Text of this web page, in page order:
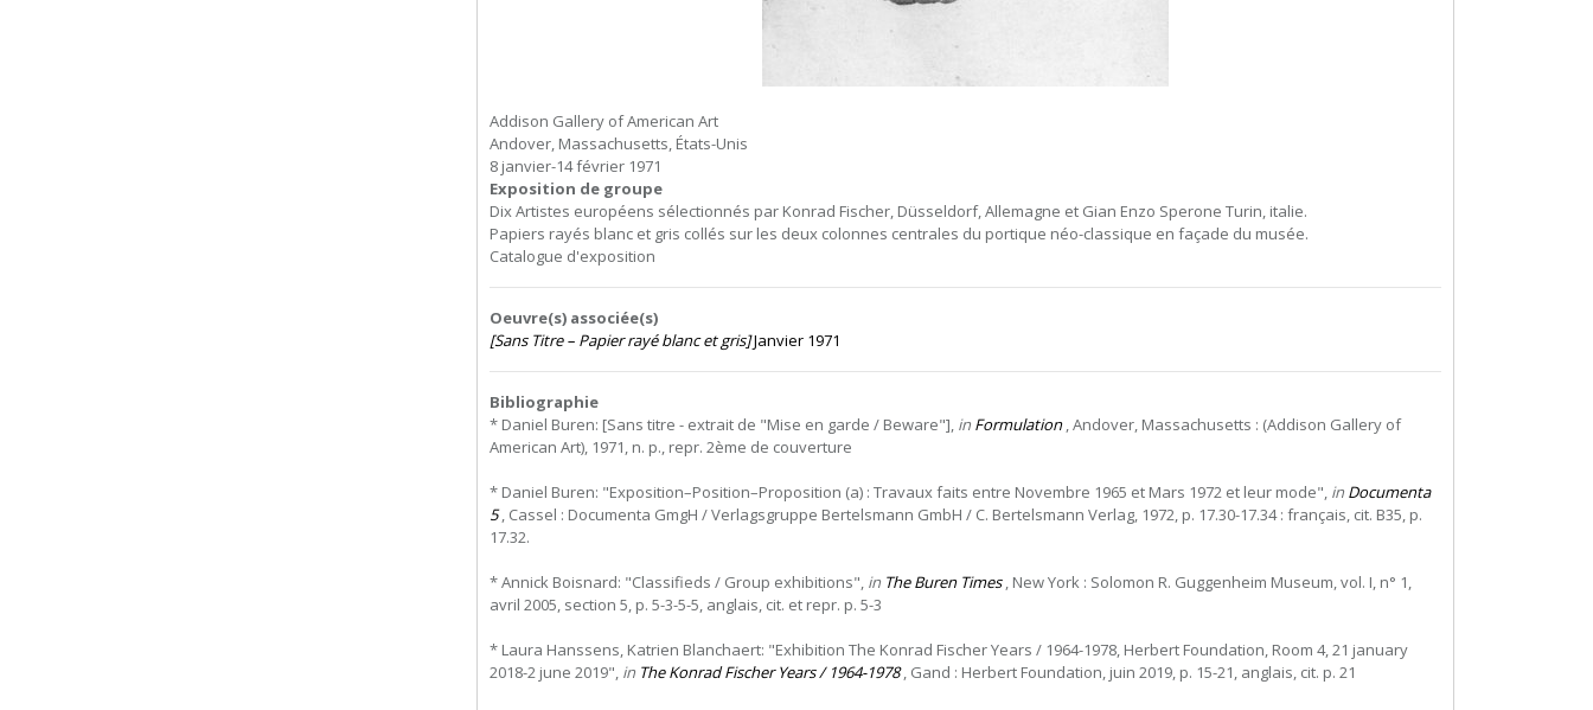
Addison Gallery of American Art
Andover, Massachusetts, États-Unis
8 janvier-14 février 1971
Exposition de groupe
Dix Artistes européens sélectionnés par Konrad Fischer, Düsseldorf, Allemagne et Gian Enzo Sperone Turin, italie.
Papiers rayés blanc et gris collés sur les deux colonnes centrales du portique néo-classique en façade du musée.
Catalogue d'exposition
Oeuvre(s) associée(s)
[Sans Titre – Papier rayé blanc et gris]Janvier 1971
Bibliographie
* Daniel Buren: [Sans titre - extrait de "Mise en garde / Beware"], in Formulation, Andover, Massachusetts : (Addison Gallery of
American Art), 1971, n. p., repr. 2ème de couverture
* Daniel Buren: "Exposition–Position–Proposition (a) : Travaux faits entre Novembre 1965 et Mars 1972 et leur mode", in Documenta
5, Cassel : Documenta GmgH / Verlagsgruppe Bertelsmann GmbH / C. Bertelsmann Verlag, 1972, p. 17.30-17.34 : français, cit. B35, p.
17.32.
* Annick Boisnard: "Classifieds / Group exhibitions", in The Buren Times, New York : Solomon R. Guggenheim Museum, vol. I, n° 1,
avril 2005, section 5, p. 5-3-5-5, anglais, cit. et repr. p. 5-3
* Laura Hanssens, Katrien Blanchaert: "Exhibition The Konrad Fischer Years / 1964-1978, Herbert Foundation, Room 4, 21 january
2018-2 june 2019", in The Konrad Fischer Years / 1964-1978, Gand : Herbert Foundation, juin 2019, p. 15-21, anglais, cit. p. 21